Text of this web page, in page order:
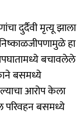
दुर्दैवी मृत्यू झाला
हा
बचावलेले
बसमध्ये
आरोप केला
परिवहन बसमध्ये